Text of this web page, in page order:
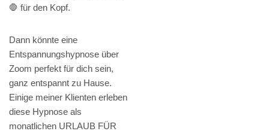
🛑 für den Kopf.
Dann könnte eine
Entspannungshypnose über
Zoom perfekt für dich sein,
ganz entspannt zu Hause.
Einige meiner Klienten erleben
diese Hypnose als
monatlichen URLAUB FÜR